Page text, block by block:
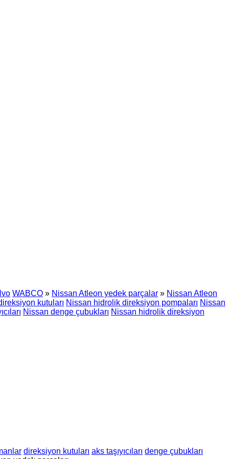
WABCO » Nissan Atleon yedek parçalar » Nissan Atleon
kutuları Nissan hidrolik direksiyon pompaları Nissan
Nissan denge çubukları Nissan hidrolik direksiyon
direksiyon kutuları aks taşıyıcıları denge çubukları